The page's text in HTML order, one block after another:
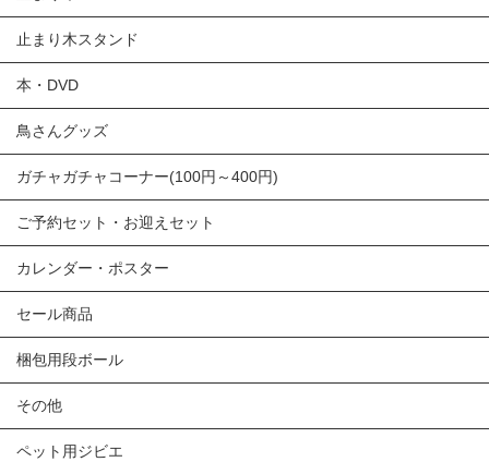
止まり木スタンド
本・DVD
鳥さんグッズ
ガチャガチャコーナー(100円～400円)
ご予約セット・お迎えセット
カレンダー・ポスター
セール商品
梱包用段ボール
その他
ペット用ジビエ